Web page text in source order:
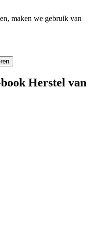
maken we gebruik van
Herstel van